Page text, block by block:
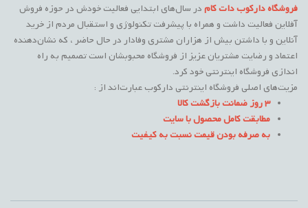
فروشگاه دارکوب دات کامدر سال‌های ابتدایی فعالیت خودش در حوزه فروش
آفلاین فعالیت داشت و همراه با پیشرفت تکنولوژی و استقبال مردم از خرید
آنلاین و با داشتن بیش از هزاران مشتری وفادار در حال حاضر ، که نشان‌دهنده
اعتماد و رضایت مشتریان عزیز از فروشگاه محبوبشان است تصمیم به راه
اندازی فروشگاه اینترنتی خود کرد.
مزیت‌های اصلی فروشگاه اینترنتی دارکوب عبارت‌اند از :
3 روز ضمانت بازگشت کالا
مطابقت کامل محصول با سایت
به صرفه بودن قیمت نسبت به کیفیت